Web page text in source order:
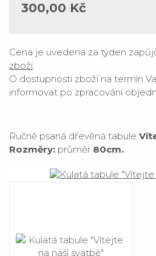
300,00 Kč
Cena je uvedena za týden
zboží.
O dostupnosti zboží na termín
informovat po zpracování
Ručně psaná dřevěná tabule
Rozměry: průměr 80cm.